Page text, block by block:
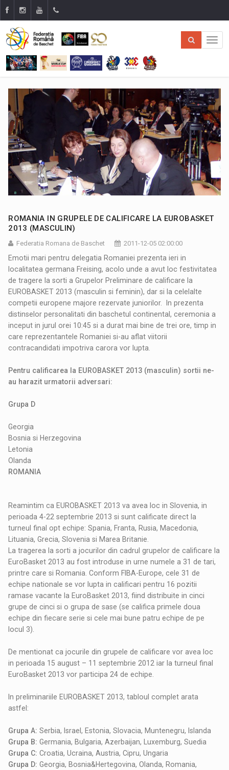
ROMANIA IN GRUPELE DE CALIFICARE LA EUROBASKET
2013 (MASCULIN)
Federatia Romana de Baschet 2011-12-05 02:00:00
Emotii mari pentru delegatia Romaniei prezenta ieri in
localitatea germana Freising, acolo unde a avut loc festivitatea
de tragere la sorti a Grupelor Preliminare de calificare la
EUROBASKET 2013 (masculin si feminin), dar si la celelalte
competii europene majore rezervate juniorilor. In prezenta
distinselor personalitati din baschetul continental, ceremonia a
inceput in jurul orei 10:45 si a durat mai bine de trei ore, timp in
care reprezentantele Romaniei si-au aflat viitorii
contracandidati impotriva carora vor lupta.
Pentru calificarea la EUROBASKET 2013 (masculin) sortii ne-
au harazit urmatorii adversari:
Grupa D
Georgia
Bosnia si Herzegovina
Letonia
Olanda
ROMANIA
Reamintim ca EUROBASKET 2013 va avea loc in Slovenia, in
perioada 4-22 septembrie 2013 si sunt calificate direct la
turneul final opt echipe: Spania, Franta, Rusia, Macedonia,
Lituania, Grecia, Slovenia si Marea Britanie.
La tragerea la sorti a jocurilor din cadrul grupelor de calificare la
EuroBasket 2013 au fost introduse in urne numele a 31 de tari,
printre care si Romania. Conform FIBA-Europe, cele 31 de
echipe nationale se vor lupta in calificari pentru 16 pozitii
ramase vacante la EuroBasket 2013, fiind distribuite in cinci
grupe de cinci si o grupa de sase (se califica primele doua
echipe din fiecare serie si cele mai bune patru echipe de pe
locul 3).
De mentionat ca jocurile din grupele de calificare vor avea loc
in perioada 15 august – 11 septembrie 2012 iar la turneul final
EuroBasket 2013 vor participa 24 de echipe.
In preliminariile EUROBASKET 2013, tabloul complet arata
astfel:
Grupa A:Serbia, Israel, Estonia, Slovacia, Muntenegru, Islanda
Grupa B:Germania, Bulgaria, Azerbaijan, Luxemburg, Suedia
Grupa C: Croatia, Ucraina, Austria, Cipru, Ungaria
Grupa D: Georgia, Bosnia&Hertegovina, Olanda, Romania,